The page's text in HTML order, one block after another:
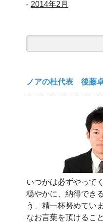
2014年2月
索:
ノアの杜代表 後藤
いつかは必ずやって
穏やかに、納得でき
う、精一杯努めてい
なお言葉を頂けるこ